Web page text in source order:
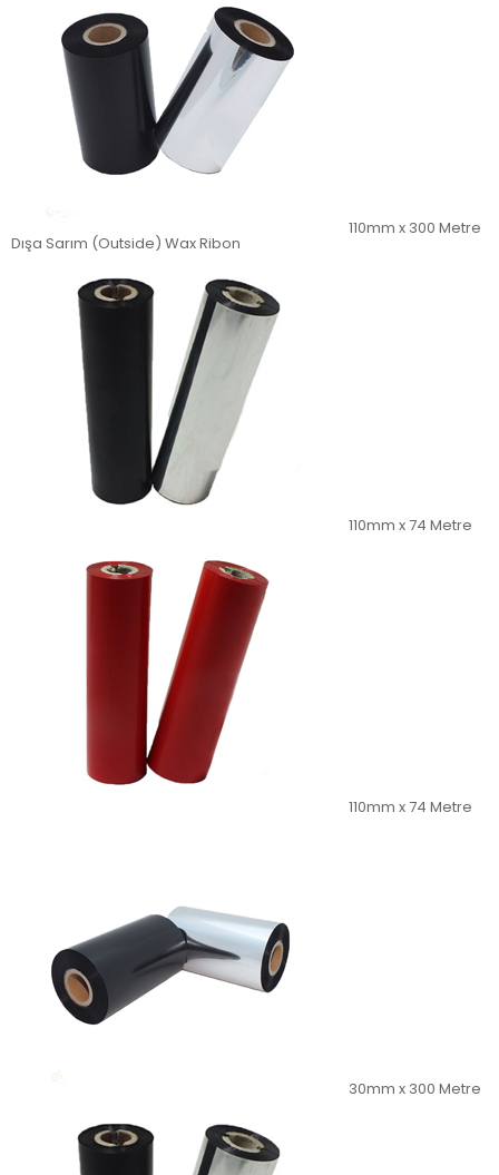
110mm x 300 Metre
Dışa Sarım (Outside) Wax Ribon
110mm x 74 Metre
110mm x 74 Metre
30mm x 300 Metre